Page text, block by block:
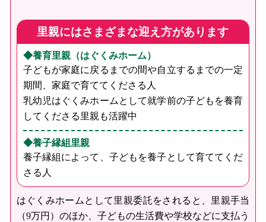
里親にはさまざまな迎え方があります
◆養育里親（はぐくみホーム）
子どもが家庭に戻るまでの間や自立するまでの一定
期間、家庭で育ててくださる人
乳幼児はぐくみホームとして就学前の子どもを養育
してくださる里親も活躍中
◆養子縁組里親
養子縁組によって、子どもを養子として育ててくだ
さる人
はぐくみホームとして里親委託をされると、里親手当
（9万円）のほか、子どもの生活費や学校などに支払う